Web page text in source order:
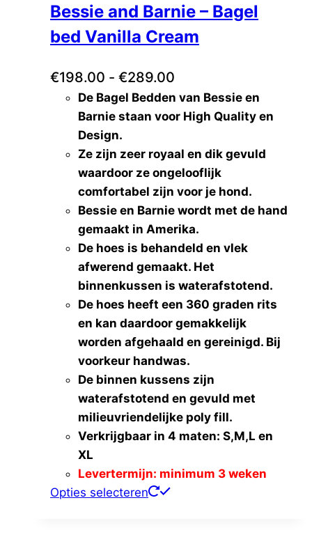
Thule(0)
Voldux(0)
Deze
optie
gekozen
Bessie and Barnie – Bagel
bed Vanilla Cream
€198.00 - €289.00
€198.00
tot
De Bagel Bedden van Bessie en
Barnie staan voor High Quality en
Design.
Ze zijn zeer royaal en dik gevuld
waardoor ze ongelooflijk
comfortabel zijn voor je hond.
Bessie en Barnie wordt met de hand
gemaakt in Amerika.
De hoes is behandeld en vlek
afwerend gemaakt. Het
binnenkussen is waterafstotend.
De hoes heeft een 360 graden rits
en kan daardoor gemakkelijk
worden afgehaald en gereinigd. Bij
voorkeur handwas.
De binnen kussens zijn
waterafstotend en gevuld met
milieuvriendelijke poly fill.
Verkrijgbaar in 4 maten: S,M,L en
XL
Levertermijn: minimum 3 weken
Opties selecteren
Dit